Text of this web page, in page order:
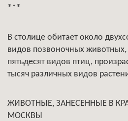
***
В столице обитает около
видов позвоночных животных,
пятьдесят видов птиц,
тысяч различных видов
ЖИВОТНЫЕ, ЗАНЕСЕННЫЕ В
МОСКВЫ